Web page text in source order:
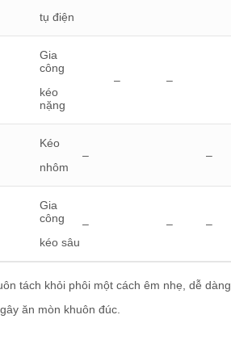
tụ điện
Gia
công
kéo
nặng
– –
Kéo
nhôm
– –
Gia
công
kéo sâu
– – –
tách khỏi phôi một cách êm nhẹ, dễ dàng
ăn mòn khuôn đúc.